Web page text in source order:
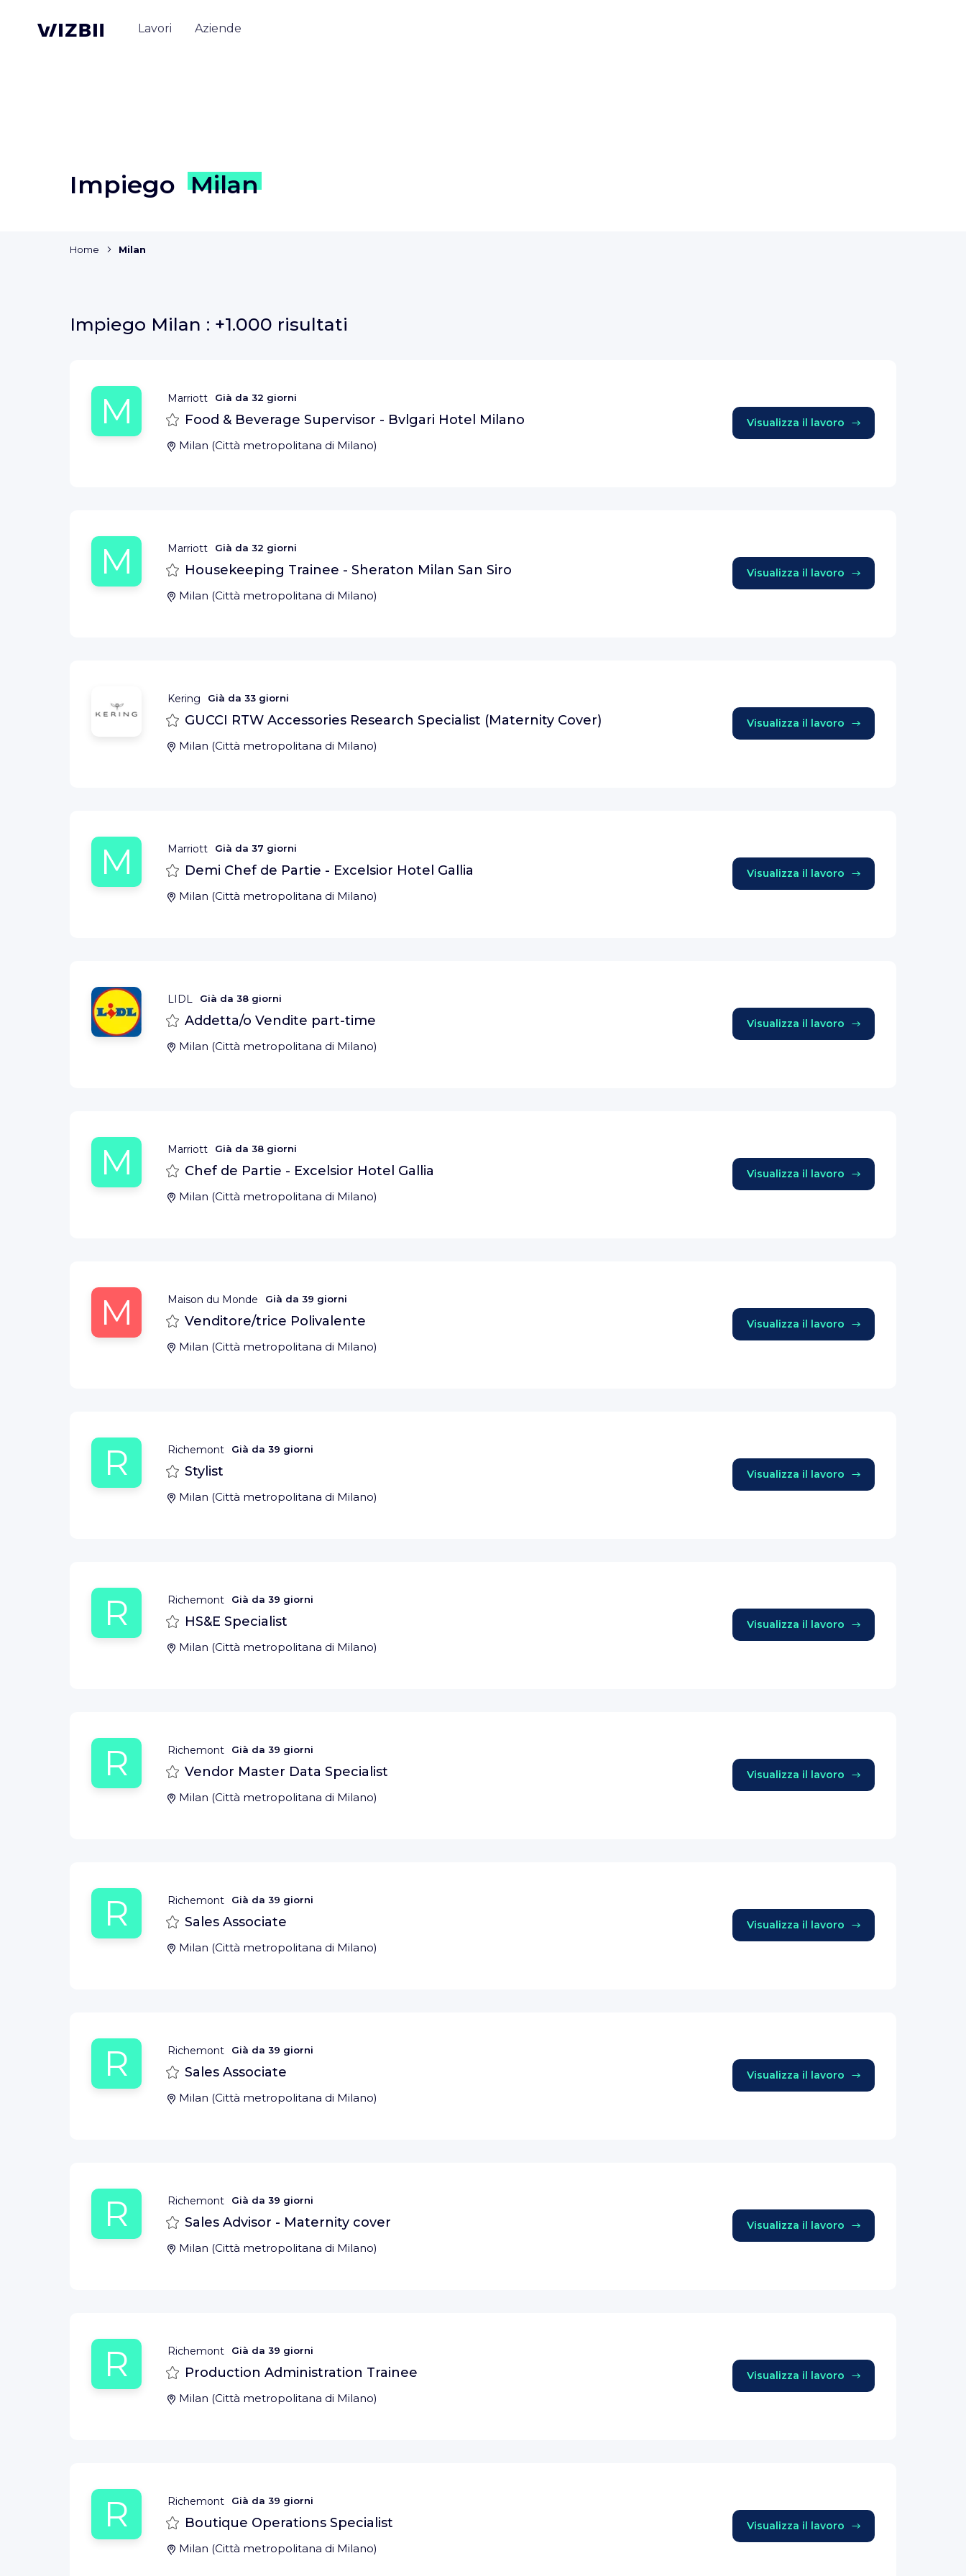
Lavori Aziende
Impiego Milan
Home Milan
Impiego Milan : +1.000 risultati
M Marriott Già da 32 giorni
SalvaFood & Beverage Supervisor - Bvlgari Hotel Milano
Milan (Città metropolitana di Milano)
Visualizza il lavoro
M Marriott Già da 32 giorni
SalvaHousekeeping Trainee - Sheraton Milan San Siro
Milan (Città metropolitana di Milano)
Visualizza il lavoro
Kering Già da 33 giorni
SalvaGUCCI RTW Accessories Research Specialist (Maternity Cover)
Milan (Città metropolitana di Milano)
Visualizza il lavoro
M Marriott Già da 37 giorni
SalvaDemi Chef de Partie - Excelsior Hotel Gallia
Milan (Città metropolitana di Milano)
Visualizza il lavoro
LIDL Già da 38 giorni
SalvaAddetta/o Vendite part-time
Milan (Città metropolitana di Milano)
Visualizza il lavoro
M Marriott Già da 38 giorni
SalvaChef de Partie - Excelsior Hotel Gallia
Milan (Città metropolitana di Milano)
Visualizza il lavoro
M Maison du Monde Già da 39 giorni
SalvaVenditore/trice Polivalente
Milan (Città metropolitana di Milano)
Visualizza il lavoro
R Richemont Già da 39 giorni
SalvaStylist
Milan (Città metropolitana di Milano)
Visualizza il lavoro
R Richemont Già da 39 giorni
SalvaHS&E Specialist
Milan (Città metropolitana di Milano)
Visualizza il lavoro
R Richemont Già da 39 giorni
SalvaVendor Master Data Specialist
Milan (Città metropolitana di Milano)
Visualizza il lavoro
R Richemont Già da 39 giorni
SalvaSales Associate
Milan (Città metropolitana di Milano)
Visualizza il lavoro
R Richemont Già da 39 giorni
SalvaSales Associate
Milan (Città metropolitana di Milano)
Visualizza il lavoro
R Richemont Già da 39 giorni
SalvaSales Advisor - Maternity cover
Milan (Città metropolitana di Milano)
Visualizza il lavoro
R Richemont Già da 39 giorni
SalvaProduction Administration Trainee
Milan (Città metropolitana di Milano)
Visualizza il lavoro
R Richemont Già da 39 giorni
SalvaBoutique Operations Specialist
Milan (Città metropolitana di Milano)
Visualizza il lavoro